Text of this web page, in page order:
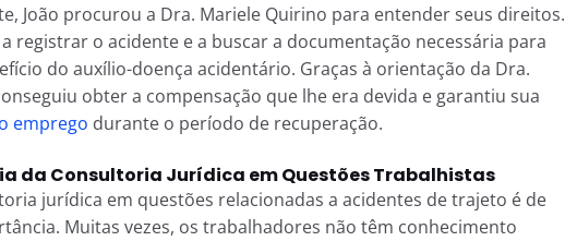
João procurou a Dra. Mariele Quirino para entender seus direitos.
registrar o acidente e a buscar a documentação necessária para
do auxílio-doença acidentário. Graças à orientação da Dra.
obter a compensação que lhe era devida e garantiu sua
emprego durante o período de recuperação.
da Consultoria Jurídica em Questões Trabalhistas
jurídica em questões relacionadas a acidentes de trajeto é de
Muitas vezes, os trabalhadores não têm conhecimento